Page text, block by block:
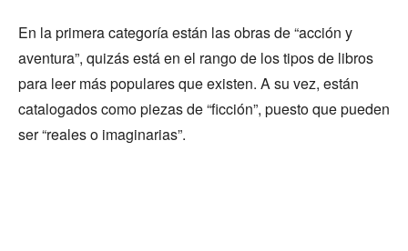
En la primera categoría están las obras de “acción y
aventura”, quizás está en el rango de los tipos de libros
para leer más populares que existen. A su vez, están
catalogados como piezas de “ficción”, puesto que pueden
ser “reales o imaginarias”.